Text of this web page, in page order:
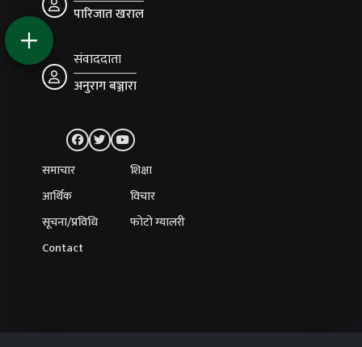
पारिजात खराल
संवाददाता
अनुराग बञ्जारा
समाचार
शिक्षा
आर्थिक
विचार
सूचना/प्रविधि
फोटो ग्यालरी
Contact